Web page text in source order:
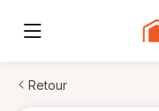
Retour